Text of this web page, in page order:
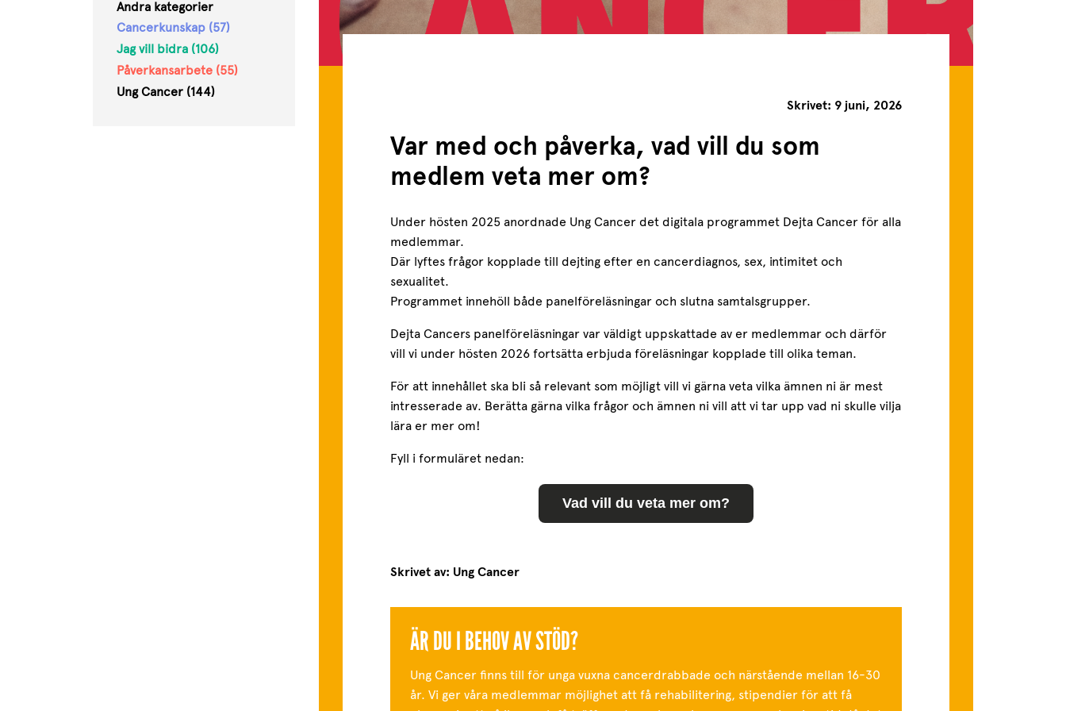
Andra kategorier
Cancerkunskap (57)
Jag vill bidra (106)
Påverkansarbete (55)
Ung Cancer (144)
Skrivet: 9 juni, 2026
Var med och påverka, vad vill du som
medlem veta mer om?
Under hösten 2025 anordnade Ung Cancer det digitala programmet Dejta Cancer för alla
medlemmar.
Där lyftes frågor kopplade till dejting efter en cancerdiagnos, sex, intimitet och
sexualitet.
Programmet innehöll både panelföreläsningar och slutna samtalsgrupper.
Dejta Cancers panelföreläsningar var väldigt uppskattade av er medlemmar och därför
vill vi under hösten 2026 fortsätta erbjuda föreläsningar kopplade till olika teman.
För att innehållet ska bli så relevant som möjligt vill vi gärna veta vilka ämnen ni är mest
intresserade av. Berätta gärna vilka frågor och ämnen ni vill att vi tar upp vad ni skulle vilja
lära er mer om!
Fyll i formuläret nedan:
Vad vill du veta mer om?
Skrivet av: Ung Cancer
ÄR DU I BEHOV AV STÖD?
Ung Cancer finns till för unga vuxna cancerdrabbade och närstående mellan 16-30
år. Vi ger våra medlemmar möjlighet att få rehabilitering, stipendier för att få